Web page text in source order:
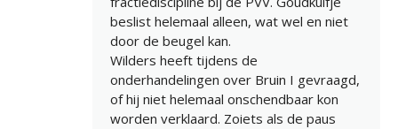
beslist helemaal alleen, wat wel en niet
door de beugel kan.
Wilders heeft tijdens de
onderhandelingen over Bruin I gevraagd,
of hij niet helemaal onschendbaar kon
worden verklaard. Zoiets als de paus